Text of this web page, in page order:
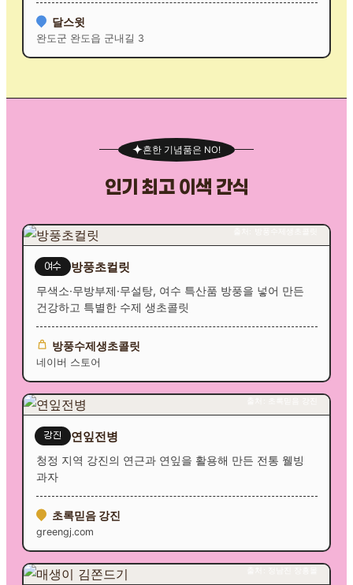
달스윗
완도군 완도읍 군내길 3
흔한 기념품은 NO!
인기 최고 이색 간식
여수 방풍초컬릿
무색소·무방부제·무설탕, 여수 특산품 방풍을 넣어 만든
건강하고 특별한 수제 생초콜릿
방풍수제생초콜릿
네이버 스토어
강진 연잎전병
청정 지역 강진의 연근과 연잎을 활용해 만든 전통 웰빙
과자
초록믿음 강진
greengj.com